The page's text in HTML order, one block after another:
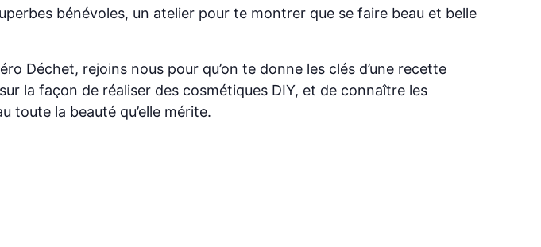
bénévoles, un atelier pour te montrer que se faire beau et belle
Déchet, rejoins nous pour qu’on te donne les clés d’une recette
la façon de réaliser des cosmétiques DIY, et de connaître les
toute la beauté qu’elle mérite.